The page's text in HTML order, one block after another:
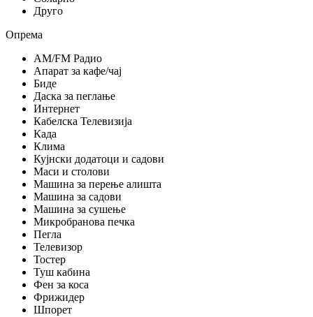
Друго
Опрема
AM/FM Радио
Апарат за кафе/чај
Биде
Даска за пеглање
Интернет
Кабелска Телевизија
Када
Клима
Кујнски додатоци и садови
Маси и столови
Машина за перење алишта
Машина за садови
Машина за сушење
Микробранова печка
Пегла
Телевизор
Тостер
Туш кабина
Фен за коса
Фрижидер
Шпорет